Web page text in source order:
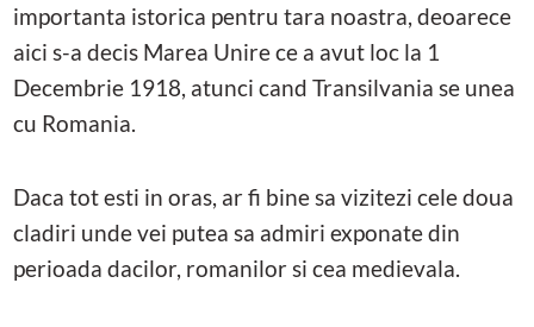
importanta istorica pentru tara noastra, deoarece
aici s-a decis Marea Unire ce a avut loc la 1
Decembrie 1918, atunci cand Transilvania se unea
cu Romania.
Daca tot esti in oras, ar fi bine sa vizitezi cele doua
cladiri unde vei putea sa admiri exponate din
perioada dacilor, romanilor si cea medievala.